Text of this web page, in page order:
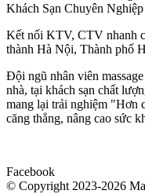
Khách Sạn Chuyên Nghiệp
Kết nối KTV, CTV nhanh
thành Hà Nội, Thành phố
Đội ngũ nhân viên
nhà, tại khách sạn chất
mang lại trải nghiệm "Hơn
căng thẳng, nâng cao sức
Facebook
© Copyright 2023-2026